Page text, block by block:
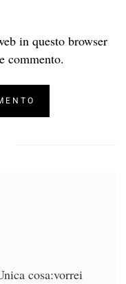
in questo browser
commento.
cosa:vorrei